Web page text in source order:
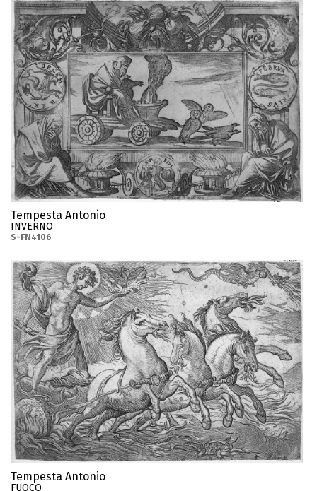
Tempesta Antonio
INVERNO
S-FN4106
Tempesta Antonio
FUOCO